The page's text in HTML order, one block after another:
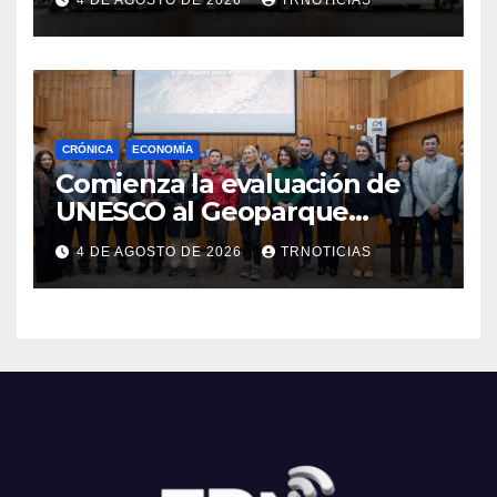
Cauquenes y Sagrada Familia
CRÓNICA ECONOMÍA
Comienza la evaluación de
UNESCO al Geoparque
Aspirante Pillanmapu en el
Maule
4 DE AGOSTO DE 2026 TRNOTICIAS